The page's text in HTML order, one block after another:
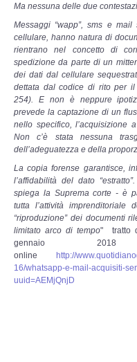
Copia/
Indagini persone
Remote Digital
Acquisizione
Sblocco PIN
Recupero dati
Prevenzione
CYBER SECURITY
Ma nessuna delle due
Messaggi “wapp”, sms e
cellulare, hanno natura di
rientrano nel concetto di
spedizione da parte di un
dei dati dal cellulare
dettata dal codice di rito per il
254). E non è neppure
prevede la captazione di un
nello specifico, l’acquisizione
Non c’è stata nessuna
dell’adeguatezza e della
La copia forense garantisce,
l’affidabilità del dato
spiega la Suprema corte - è
tutta l’attività imprenditoriale
“riproduzione” dei documenti
limitato arco di tempo" tratto
gennaio
online http://
16/whatsapp-e-mail-acquisiti-
uuid=AEMjQnjD